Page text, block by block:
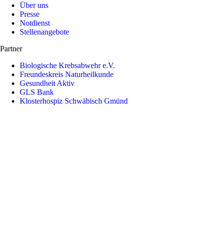
Über uns
Presse
Notdienst
Stellenangebote
Partner
Biologische Krebsabwehr e.V.
Freundeskreis Naturheilkunde
Gesundheit Aktiv
GLS Bank
Klosterhospiz Schwäbisch Gmünd